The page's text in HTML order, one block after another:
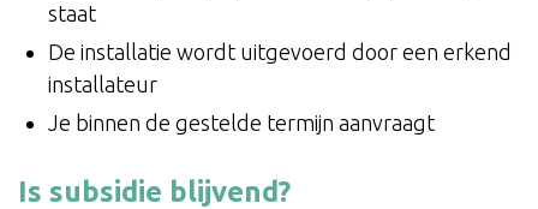
staat
De installatie wordt uitgevoerd door een erkend
installateur
Je binnen de gestelde termijn aanvraagt
Is subsidie blijvend?